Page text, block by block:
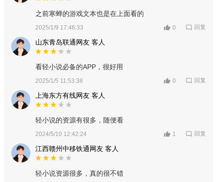
之前寒蝉的游戏文本也是在上面看的
2025/1/9 17:46:33 0 回复
山东青岛联通网友 客人
看轻小说必备的APP，很好用
2025/1/5 11:53:38 0 回复
上海东方有线网友 客人
轻小说的资源有很多，随便看
2024/5/10 12:42:24 1 回复
江西赣州中移铁通网友 客人
轻小说资源很多，真的很不错